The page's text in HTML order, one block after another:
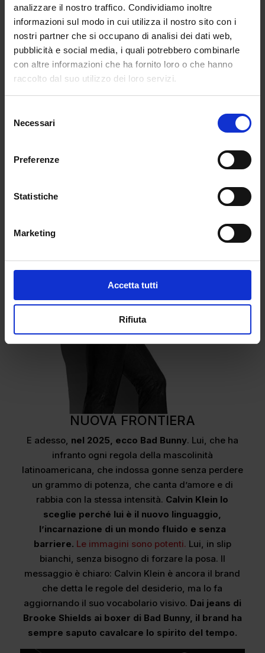
analizzare il nostro traffico. Condividiamo inoltre
informazioni sul modo in cui utilizza il nostro sito con i
nostri partner che si occupano di analisi dei dati web,
pubblicità e social media, i quali potrebbero combinarle
con altre informazioni che ha fornito loro o che hanno
raccolto dal suo utilizzo dei loro servizi.
delNecessari
Preferenze
Statistiche
Marketing
Accetta tutti
Rifiuta
con Eva Mendes, bellissima, sensuale,
completamente nuda, scatenò la furia della censura
americana.Gli spot vennero banditi dalla TV, ma
la polemica diede a Calvin Klein ancora più
visibilità. Come sempre, il marchio si dimostrava
NUOVA FRONTIERA
E adesso, nel 2025, ecco Bad Bunny. Lui, che ha
infranto ogni regola della mascolinità
latinoamericana, che indossa gonne senza perdere
un grammo di potenza, che canta d’amore e di
rabbia con la stessa intensità. Calvin Klein lo
sceglie perché lui è il nuovo linguaggio,
l’incarnazione di un mondo fluido e senza
barriere. Le immagini sono potenti. Lui, in slip
bianchi, senza bisogno di forzare la posa. Il
messaggio è chiaro: Calvin Klein è ancora il brand
che detta le regole del desiderio, ma lo fa
aggiornando il suo vocabolario visivo. Dai jeans di
Brooke Shields ai boxer di Bad Bunny, il brand ha
sempre saputo cavalcare lo spirito del tempo.